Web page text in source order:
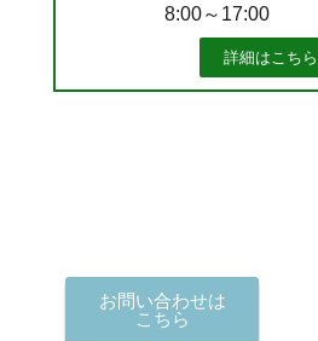
8:00～17:00
詳細はこちら
お問い合わせは
こちら